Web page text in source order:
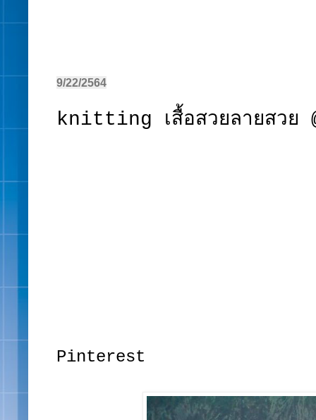
9/22/2564
knitting เสื้อสวยลายสวย
Pinterest